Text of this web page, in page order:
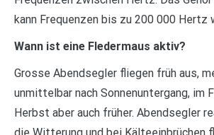
kann Frequenzen bis zu 200 000 Hertz
Wann ist eine Fledermaus aktiv?
Grosse Abendsegler fliegen früh aus,
unmittelbar nach Sonnenuntergang, im
Herbst aber auch früher. Abendsegler